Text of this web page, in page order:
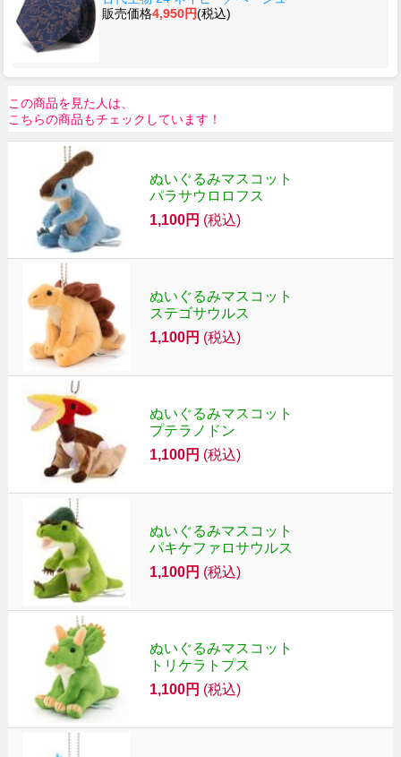
販売価格4,950円(税込)
この商品を見た人は、
こちらの商品もチェックしています！
ぬいぐるみマスコット
パラサウロロフス
1,100円 (税込)
ぬいぐるみマスコット
ステゴサウルス
1,100円 (税込)
ぬいぐるみマスコット
プテラノドン
1,100円 (税込)
ぬいぐるみマスコット
パキケファロサウルス
1,100円 (税込)
ぬいぐるみマスコット
トリケラトプス
1,100円 (税込)